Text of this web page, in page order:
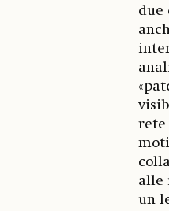
due
rete
alle
un